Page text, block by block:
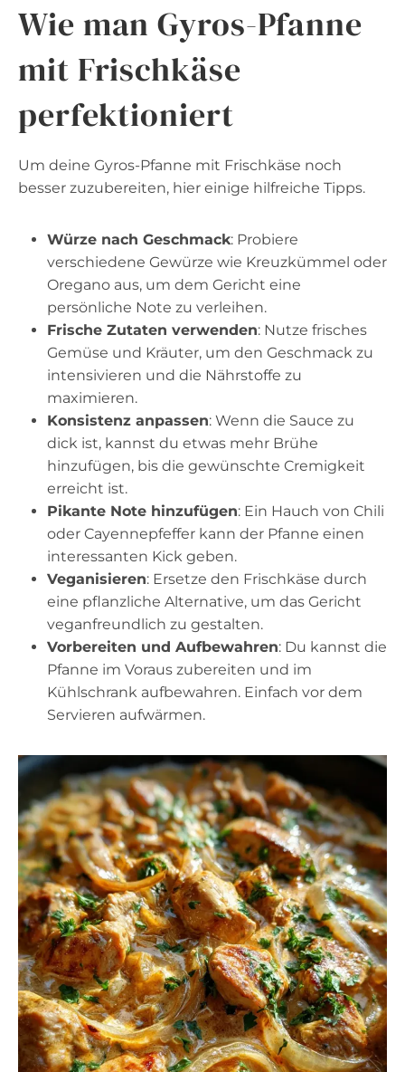
Wie man Gyros-Pfanne
mit Frischkäse
perfektioniert
Um deine Gyros-Pfanne mit Frischkäse noch
besser zuzubereiten, hier einige hilfreiche Tipps.
Würze nach Geschmack: Probiere
verschiedene Gewürze wie Kreuzkümmel oder
Oregano aus, um dem Gericht eine
persönliche Note zu verleihen.
Frische Zutaten verwenden: Nutze frisches
Gemüse und Kräuter, um den Geschmack zu
intensivieren und die Nährstoffe zu
maximieren.
Konsistenz anpassen: Wenn die Sauce zu
dick ist, kannst du etwas mehr Brühe
hinzufügen, bis die gewünschte Cremigkeit
erreicht ist.
Pikante Note hinzufügen: Ein Hauch von Chili
oder Cayennepfeffer kann der Pfanne einen
interessanten Kick geben.
Veganisieren: Ersetze den Frischkäse durch
eine pflanzliche Alternative, um das Gericht
veganfreundlich zu gestalten.
Vorbereiten und Aufbewahren: Du kannst die
Pfanne im Voraus zubereiten und im
Kühlschrank aufbewahren. Einfach vor dem
Servieren aufwärmen.